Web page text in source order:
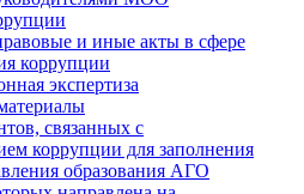
и иные акты в сфере
коррупции
экспертиза
связанных с
коррупции для заполнения
образования АГО